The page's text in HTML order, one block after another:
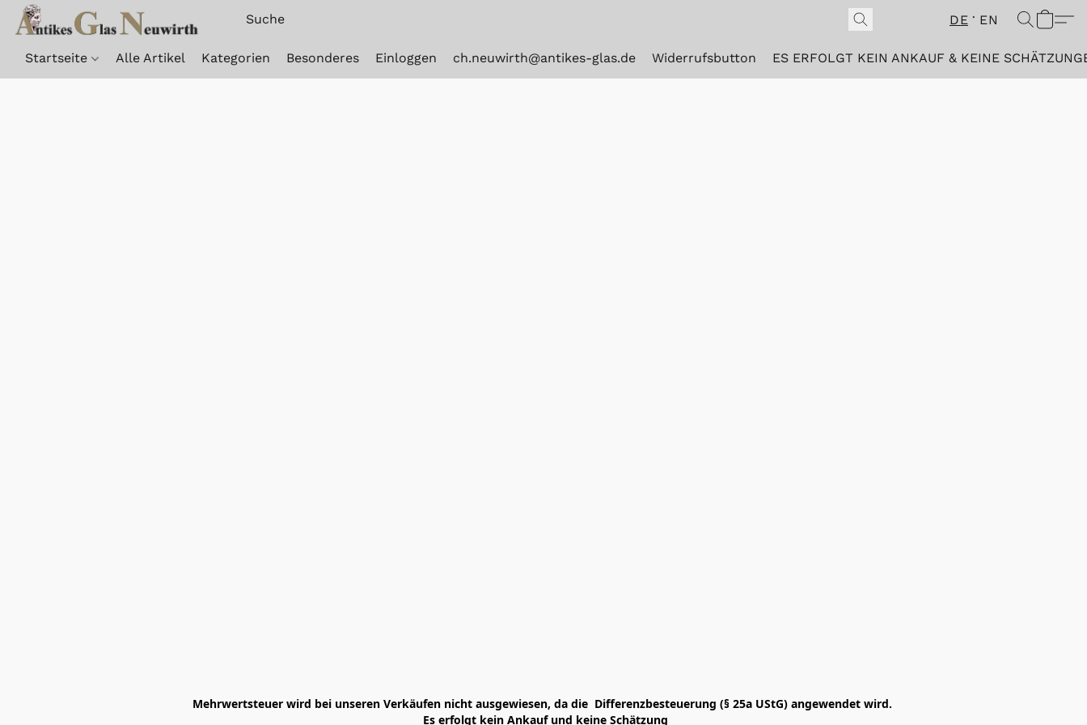
DE EN
Startseite Alle Artikel Kategorien Besonderes Einloggen ch.neuwirth@antikes-glas.de Widerrufsbutton ES ERFOLGT KEIN ANKAUF & KEINE
Mehrwertsteuer wird bei unseren Verkäufen nicht ausgewiesen, da die  Differenzbesteuerung (§ 25a UStG) angewendet wird.